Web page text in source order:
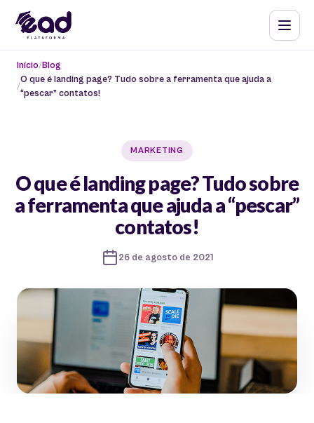
Início Blog
O que é landing page? Tudo sobre a ferramenta que ajuda a
“pescar” contatos!
MARKETING
O que é landing page? Tudo sobre
a ferramenta que ajuda a “pescar”
contatos!
26 de agosto de 2021